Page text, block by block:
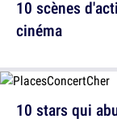
10 stars qui
10 scènes
cinéma